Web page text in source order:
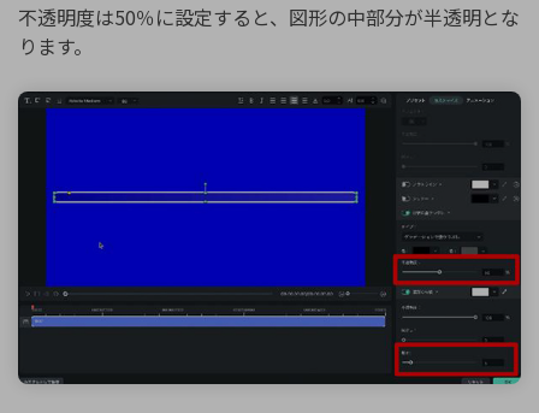
不透明度は50％に設定すると、図形の中部分が半透明とな
ります。